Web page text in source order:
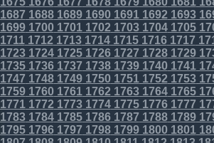
1687 16881689169016911692 1693
1699170017011702 170317041705
17111712 17131714171517161717
17231724172517261727 17281729
173517361737 1738173917401741
1747 17481749175017511752 1753
1759176017611762 176317641765
17711772 17731774177517761777
17831784178517861787 17881789
179517961797 1798179918001801